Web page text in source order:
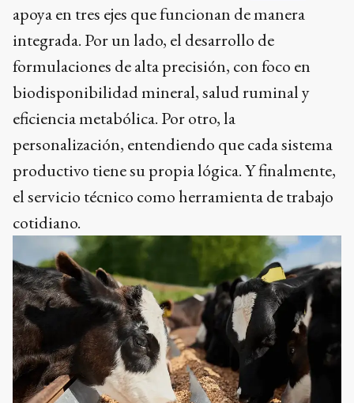
apoya en tres ejes que funcionan de manera
integrada. Por un lado, el desarrollo de
formulaciones de alta precisión, con foco en
biodisponibilidad mineral, salud ruminal y
eficiencia metabólica. Por otro, la
personalización, entendiendo que cada sistema
productivo tiene su propia lógica. Y finalmente,
el servicio técnico como herramienta de trabajo
cotidiano.